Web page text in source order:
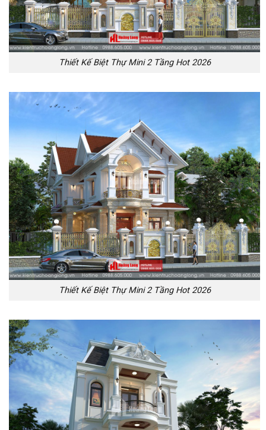
Thiết Kế Biệt Thự Mini 2 Tầng Hot 2026
Thiết Kế Biệt Thự Mini 2 Tầng Hot 2026